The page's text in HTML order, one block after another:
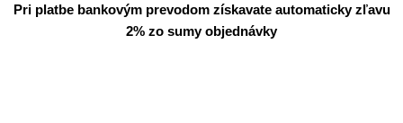
Pri platbe bankovým prevodom získavate automaticky zľavu
2% zo sumy objednávky